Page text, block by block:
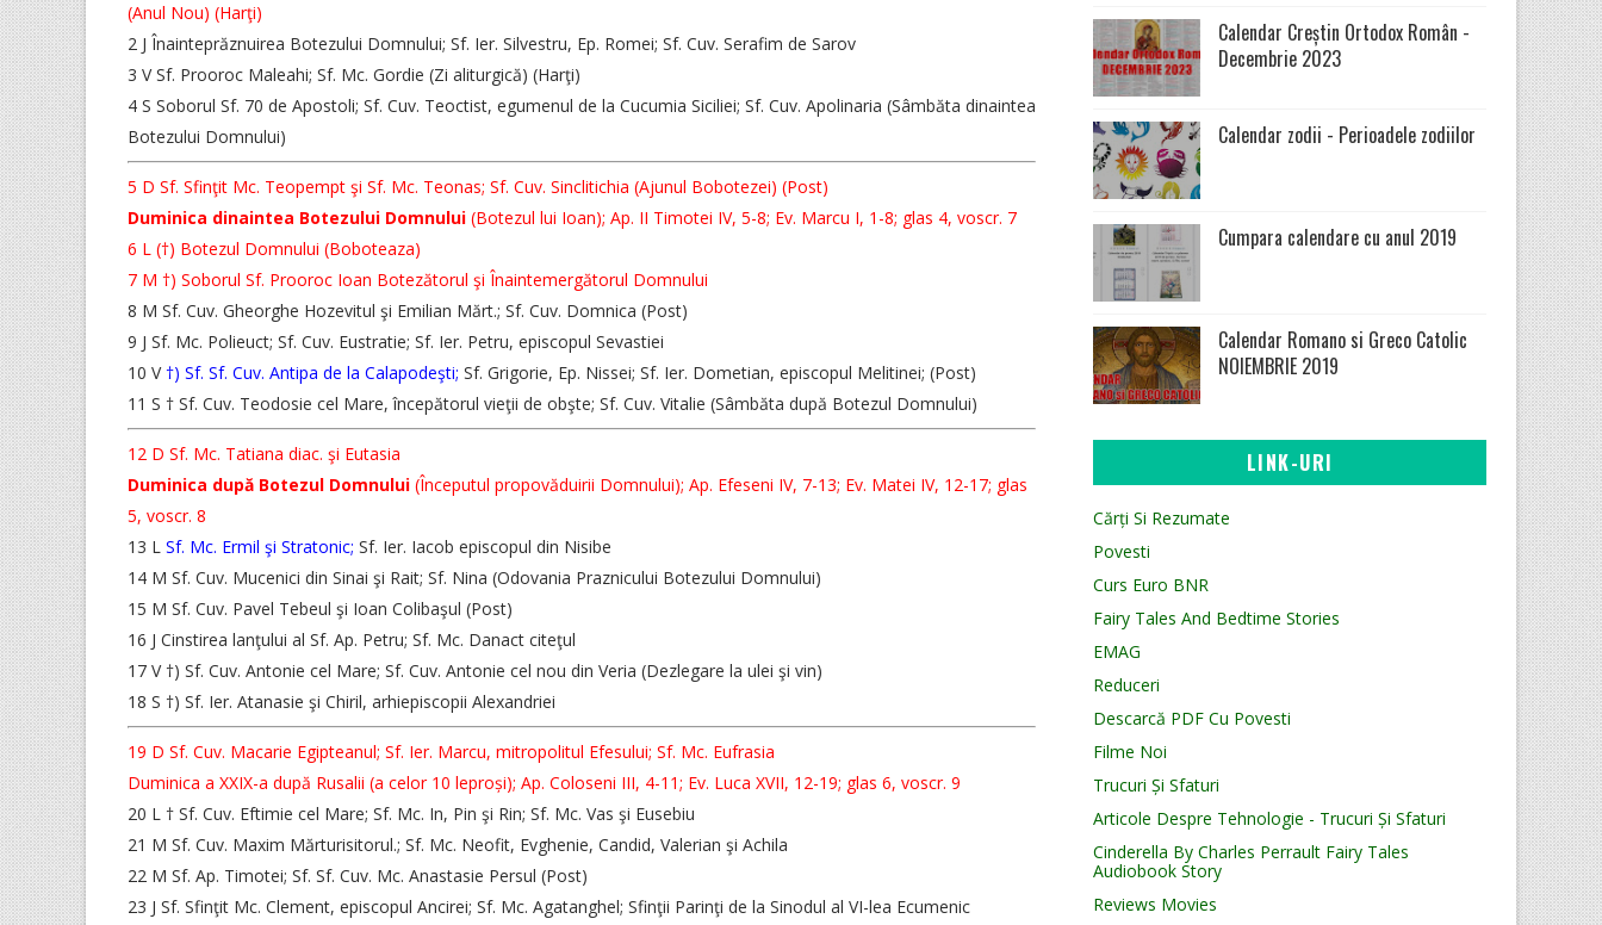
(Anul Nou) (Harţi)
2 J Înainteprăznuirea Botezului Domnului; Sf. Ier. Silvestru, Ep. Romei; Sf. Cuv. Serafim de Sarov
3 V Sf. Prooroc Maleahi; Sf. Mc. Gordie (Zi aliturgică) (Harţi)
4 S Soborul Sf. 70 de Apostoli; Sf. Cuv. Teoctist, egumenul de la Cucumia Siciliei; Sf. Cuv. Apolinaria (Sâmbăta dinaintea
Botezului Domnului)
5 D Sf. Sfinţit Mc. Teopempt şi Sf. Mc. Teonas; Sf. Cuv. Sinclitichia (Ajunul Bobotezei) (Post)
Duminica dinaintea Botezului Domnului (Botezul lui Ioan); Ap. II Timotei IV, 5-8; Ev. Marcu I, 1-8; glas 4, voscr. 7
6 L (†) Botezul Domnului (Boboteaza)
7 M †) Soborul Sf. Prooroc Ioan Botezătorul şi Înaintemergătorul Domnului
8 M Sf. Cuv. Gheorghe Hozevitul şi Emilian Mărt.; Sf. Cuv. Domnica (Post)
9 J Sf. Mc. Polieuct; Sf. Cuv. Eustratie; Sf. Ier. Petru, episcopul Sevastiei
10 V†) Sf. Sf. Cuv. Antipa de la Calapodeşti; Sf. Grigorie, Ep. Nissei; Sf. Ier. Dometian, episcopul Melitinei; (Post)
11 S † Sf. Cuv. Teodosie cel Mare, începătorul vieţii de obşte; Sf. Cuv. Vitalie (Sâmbăta după Botezul Domnului)
12 D Sf. Mc. Tatiana diac. şi Eutasia
Duminica după Botezul Domnului (Începutul propovăduirii Domnului); Ap. Efeseni IV, 7-13; Ev. Matei IV, 12-17; glas
5, voscr. 8
13 L Sf. Mc. Ermil şi Stratonic; Sf. Ier. Iacob episcopul din Nisibe
14 M Sf. Cuv. Mucenici din Sinai şi Rait; Sf. Nina (Odovania Praznicului Botezului Domnului)
15 M Sf. Cuv. Pavel Tebeul şi Ioan Colibaşul (Post)
16 J Cinstirea lanţului al Sf. Ap. Petru; Sf. Mc. Danact citeţul
17 V †) Sf. Cuv. Antonie cel Mare; Sf. Cuv. Antonie cel nou din Veria (Dezlegare la ulei şi vin)
18 S †) Sf. Ier. Atanasie şi Chiril, arhiepiscopii Alexandriei
19 D Sf. Cuv. Macarie Egipteanul; Sf. Ier. Marcu, mitropolitul Efesului; Sf. Mc. Eufrasia
Duminica a XXIX-a după Rusalii (a celor 10 leproși); Ap. Coloseni III, 4-11; Ev. Luca XVII, 12-19; glas 6, voscr. 9
20 L † Sf. Cuv. Eftimie cel Mare; Sf. Mc. In, Pin şi Rin; Sf. Mc. Vas şi Eusebiu
21 M Sf. Cuv. Maxim Mărturisitorul.; Sf. Mc. Neofit, Evghenie, Candid, Valerian şi Achila
22 M Sf. Ap. Timotei; Sf. Sf. Cuv. Mc. Anastasie Persul (Post)
23 J Sf. Sfinţit Mc. Clement, episcopul Ancirei; Sf. Mc. Agatanghel; Sfinţii Parinţi de la Sinodul al VI-lea Ecumenic
Calendar Creștin Ortodox Român -
Decembrie 2023
Calendar zodii - Perioadele zodiilor
Cumpara calendare cu anul 2019
Calendar Romano si Greco Catolic
NOIEMBRIE 2019
LINK-URI
Cărți Si Rezumate
Povesti
Curs Euro BNR
Fairy Tales And Bedtime Stories
EMAG
Reduceri
Descarcă PDF Cu Povesti
Filme Noi
Trucuri Și Sfaturi
Articole Despre Tehnologie - Trucuri Și Sfaturi
Cinderella By Charles Perrault Fairy Tales
Audiobook Story
Reviews Movies